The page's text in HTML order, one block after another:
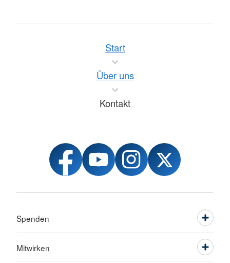
Start
Über uns
Kontakt
Spenden
Mitwirken